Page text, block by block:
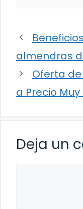
almendras
Oferta
a Precio
Deja un